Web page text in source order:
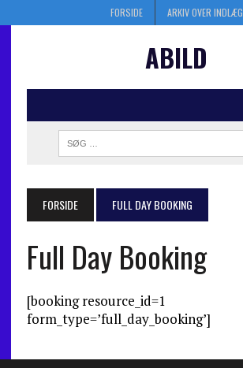
FORSIDE ARKIV OVER INDLÆG
ABILD
FORSIDE FULL DAY BOOKING
Full Day Booking
[booking resource_id=1
form_type=’full_day_booking’]